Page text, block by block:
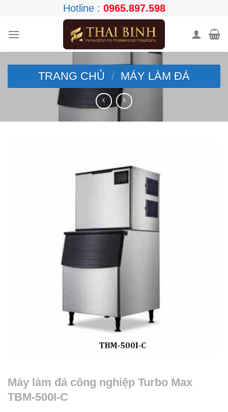
content
Hotline : 0965.897.598
TRANG CHỦ / MÁY LÀM ĐÁ
Máy làm đá công nghiệp Turbo Max
TBM-500I-C